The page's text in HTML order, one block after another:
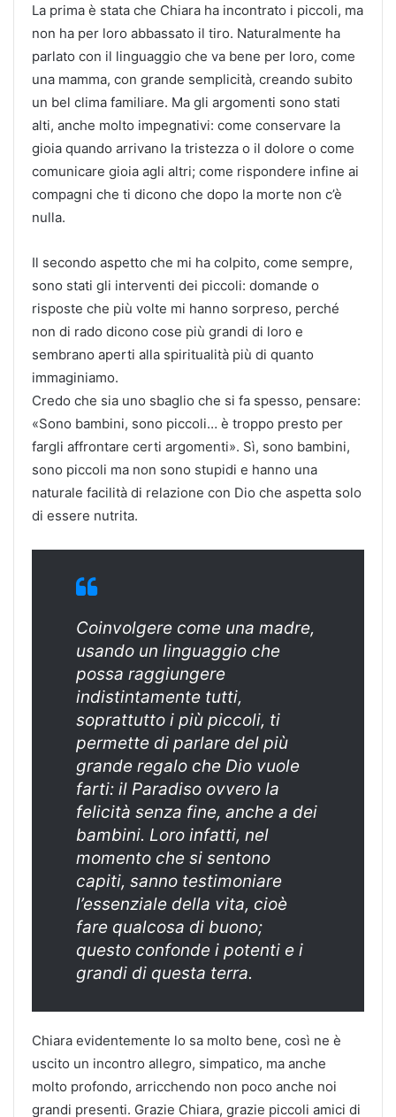
La prima è stata che Chiara ha incontrato i piccoli, ma
non ha per loro abbassato il tiro. Naturalmente ha
parlato con il linguaggio che va bene per loro, come
una mamma, con grande semplicità, creando subito
un bel clima familiare. Ma gli argomenti sono stati
alti, anche molto impegnativi: come conservare la
gioia quando arrivano la tristezza o il dolore o come
comunicare gioia agli altri; come rispondere infine ai
compagni che ti dicono che dopo la morte non c’è
nulla.
Il secondo aspetto che mi ha colpito, come sempre,
sono stati gli interventi dei piccoli: domande o
risposte che più volte mi hanno sorpreso, perché
non di rado dicono cose più grandi di loro e
sembrano aperti alla spiritualità più di quanto
immaginiamo.
Credo che sia uno sbaglio che si fa spesso, pensare:
«Sono bambini, sono piccoli… è troppo presto per
fargli affrontare certi argomenti». Sì, sono bambini,
sono piccoli ma non sono stupidi e hanno una
naturale facilità di relazione con Dio che aspetta solo
di essere nutrita.
Coinvolgere come una madre,
usando un linguaggio che
possa raggiungere
indistintamente tutti,
soprattutto i più piccoli, ti
permette di parlare del più
grande regalo che Dio vuole
farti: il Paradiso ovvero la
felicità senza fine, anche a dei
bambini. Loro infatti, nel
momento che si sentono
capiti, sanno testimoniare
l’essenziale della vita, cioè
fare qualcosa di buono;
questo confonde i potenti e i
grandi di questa terra.
Chiara evidentemente lo sa molto bene, così ne è
uscito un incontro allegro, simpatico, ma anche
molto profondo, arricchendo non poco anche noi
grandi presenti. Grazie Chiara, grazie piccoli amici di